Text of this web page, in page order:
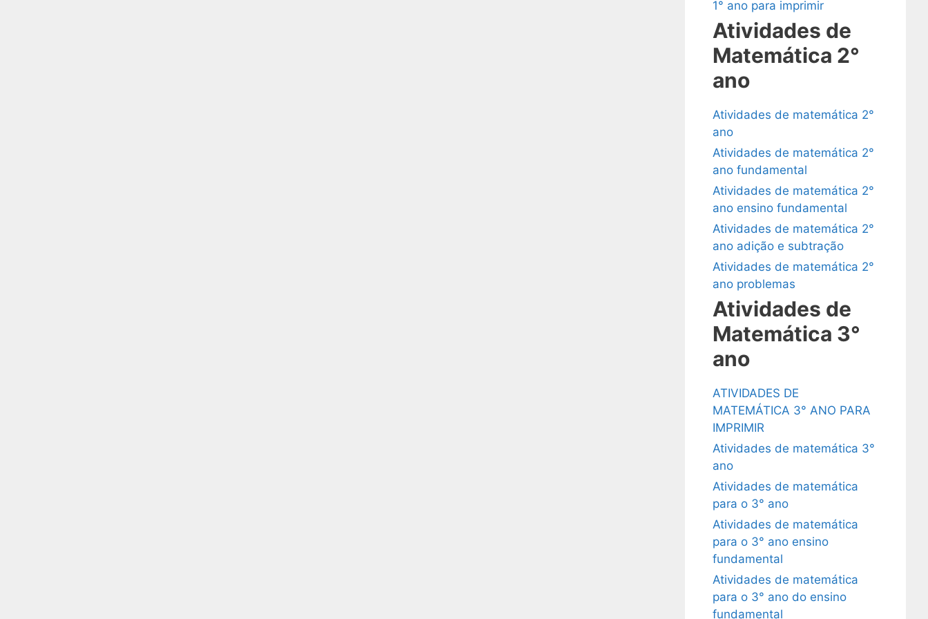
1° ano para imprimir
Atividades de
Matemática 2°
ano
Atividades de matemática 2°
ano
Atividades de matemática 2°
ano fundamental
Atividades de matemática 2°
ano ensino fundamental
Atividades de matemática 2°
ano adição e subtração
Atividades de matemática 2°
ano problemas
Atividades de
Matemática 3°
ano
ATIVIDADES DE
MATEMÁTICA 3° ANO PARA
IMPRIMIR
Atividades de matemática 3°
ano
Atividades de matemática
para o 3° ano
Atividades de matemática
para o 3° ano ensino
fundamental
Atividades de matemática
para o 3° ano do ensino
fundamental